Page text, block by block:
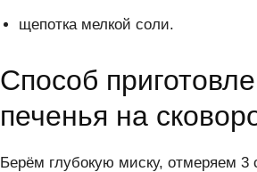
щепотка мелкой соли.
Способ
печенья на
Берём глубокую миску, отмеряем 3